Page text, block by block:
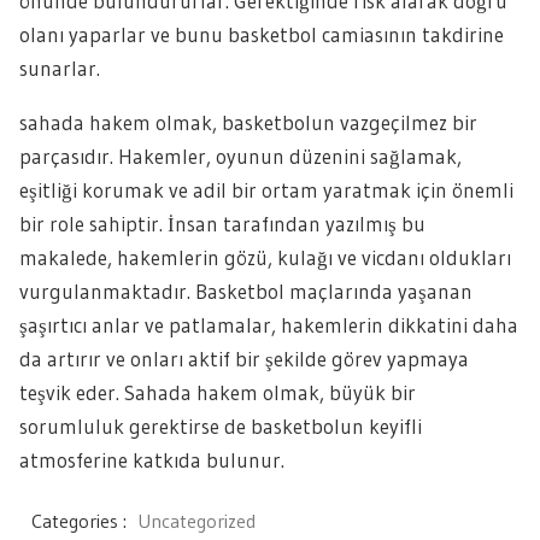
olanı yaparlar ve bunu basketbol camiasının takdirine
sunarlar.
sahada hakem olmak, basketbolun vazgeçilmez bir
parçasıdır. Hakemler, oyunun düzenini sağlamak,
eşitliği korumak ve adil bir ortam yaratmak için önemli
bir role sahiptir. İnsan tarafından yazılmış bu
makalede, hakemlerin gözü, kulağı ve vicdanı oldukları
vurgulanmaktadır. Basketbol maçlarında yaşanan
şaşırtıcı anlar ve patlamalar, hakemlerin dikkatini daha
da artırır ve onları aktif bir şekilde görev yapmaya
teşvik eder. Sahada hakem olmak, büyük bir
sorumluluk gerektirse de basketbolun keyifli
atmosferine katkıda bulunur.
Categories : Uncategorized